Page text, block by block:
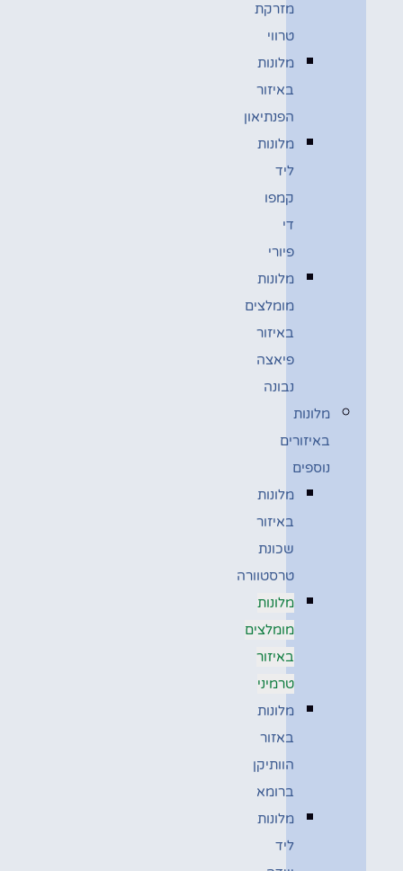
מזרקת
טרווי
מלונות
באיזור
הפנתיאון
מלונות
ליד
קמפו
די
פיורי
מלונות
מומלצים
באיזור
פיאצה
נבונה
מלונות
באיזורים
נוספים
מלונות
באיזור
שכונת
טרסטוורה
מלונות
מומלצים
באיזור
טרמיני
מלונות
באזור
הוותיקן
ברומא
מלונות
ליד